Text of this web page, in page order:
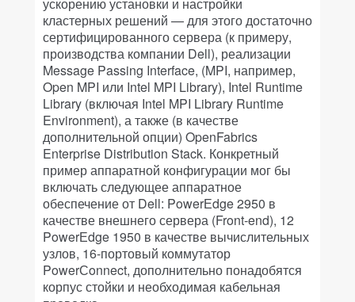
кластерных решений — для этого достаточно
сертифицированного сервера (к примеру,
производства компании Dell), реализации
Message Passing Interface, (MPI, например,
Open MPI или Intel MPI Library), Intel Runtime
Library (включая Intel MPI Library Runtime
Environment), а также (в качестве
дополнительной опции) OpenFabrics
Enterprise Distribution Stack. Конкретный
пример аппаратной конфигурации мог бы
включать следующее аппаратное
обеспечение от Dell: PowerЕdge 2950 в
качестве внешнего сервера (Front-end), 12
PowerЕdge 1950 в качестве вычислительных
узлов, 16-портовый коммутатор
PowerСonnect, дополнительно понадобятся
корпус стойки и необходимая кабельная